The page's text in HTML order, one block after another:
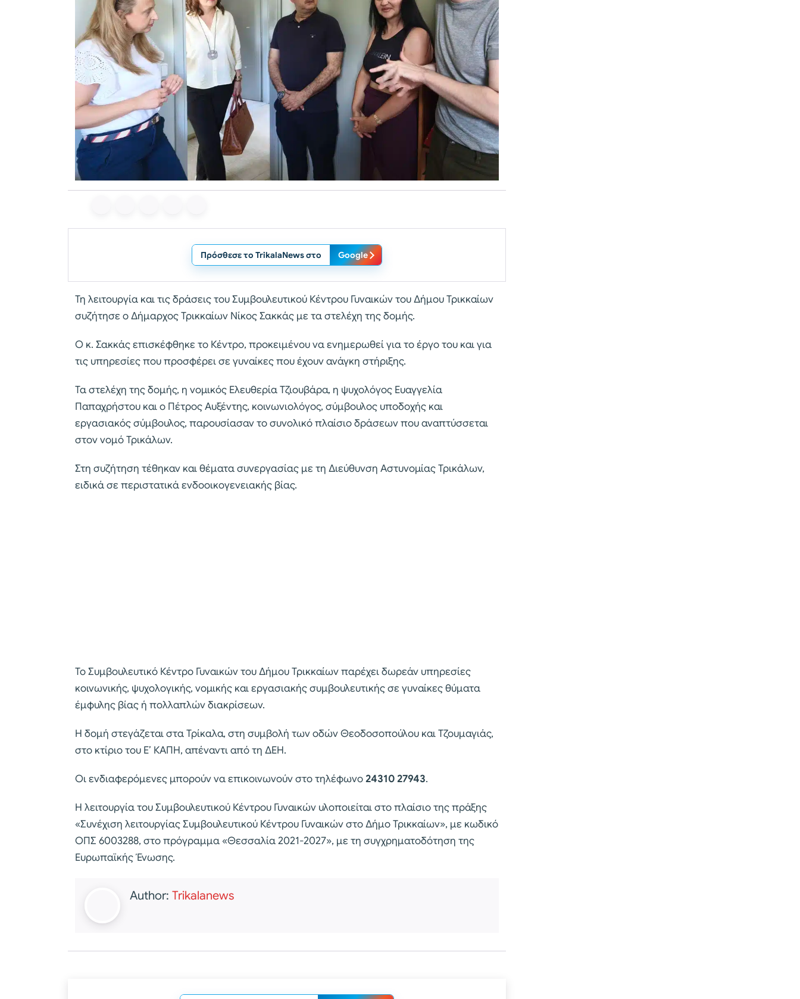
Πρόσθεσε το TrikalaNews στο Google
Τη λειτουργία και τις δράσεις του Συμβουλευτικού Κέντρου Γυναικών του Δήμου Τρικκαίων
συζήτησε ο Δήμαρχος Τρικκαίων Νίκος Σακκάς με τα στελέχη της δομής.
Ο κ. Σακκάς επισκέφθηκε το Κέντρο, προκειμένου να ενημερωθεί για το έργο του και για
τις υπηρεσίες που προσφέρει σε γυναίκες που έχουν ανάγκη στήριξης.
Τα στελέχη της δομής, η νομικός Ελευθερία Τζιουβάρα, η ψυχολόγος Ευαγγελία
Παπαχρήστου και ο Πέτρος Αυξέντης, κοινωνιολόγος, σύμβουλος υποδοχής και
εργασιακός σύμβουλος, παρουσίασαν το συνολικό πλαίσιο δράσεων που αναπτύσσεται
στον νομό Τρικάλων.
Στη συζήτηση τέθηκαν και θέματα συνεργασίας με τη Διεύθυνση Αστυνομίας Τρικάλων,
ειδικά σε περιστατικά ενδοοικογενειακής βίας.
Το Συμβουλευτικό Κέντρο Γυναικών του Δήμου Τρικκαίων παρέχει δωρεάν υπηρεσίες
κοινωνικής, ψυχολογικής, νομικής και εργασιακής συμβουλευτικής σε γυναίκες θύματα
έμφυλης βίας ή πολλαπλών διακρίσεων.
Η δομή στεγάζεται στα Τρίκαλα, στη συμβολή των οδών Θεοδοσοπούλου και Τζουμαγιάς,
στο κτίριο του Ε’ ΚΑΠΗ, απέναντι από τη ΔΕΗ.
Οι ενδιαφερόμενες μπορούν να επικοινωνούν στο τηλέφωνο24310 27943.
Η λειτουργία του Συμβουλευτικού Κέντρου Γυναικών υλοποιείται στο πλαίσιο της πράξης
«Συνέχιση λειτουργίας Συμβουλευτικού Κέντρου Γυναικών στο Δήμο Τρικκαίων», με κωδικό
ΟΠΣ 6003288, στο πρόγραμμα «Θεσσαλία 2021-2027», με τη συγχρηματοδότηση της
Ευρωπαϊκής Ένωσης.
Author: Trikalanews